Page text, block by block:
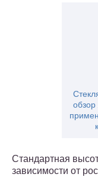
обзор
Стандартная
зависимости от